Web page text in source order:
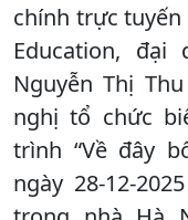
chính trực tuyến
Education,
Nguyễn Thị
nghị tổ chức
trình “Về đây
ngày 28-12-